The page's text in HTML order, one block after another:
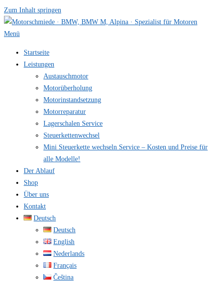
Zum Inhalt springen
Menü
Startseite
Leistungen
Austauschmotor
Motorüberholung
Motorinstandsetzung
Motorreparatur
Lagerschalen Service
Steuerkettenwechsel
Mini Steuer­kette wechseln Service – Kosten und Preise für
alle Modelle!
Der Ablauf
Shop
Über uns
Kontakt
Deutsch
Deutsch
English
Nederlands
Français
Čeština